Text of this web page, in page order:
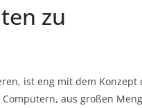
zu
ist eng mit dem Konzept
aus großen